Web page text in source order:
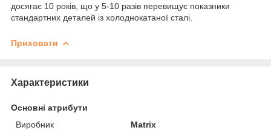
досягає 10 років, що у 5-10 разів перевищує показники
стандартних деталей із холоднокатаної сталі.
Приховати
Характеристики
Основні атрибути
Виробник
Matrix